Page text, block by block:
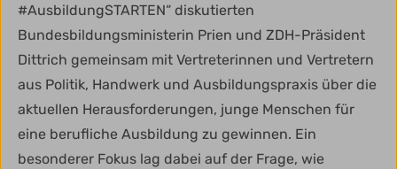
#AusbildungSTARTEN“ diskutierten
Bundesbildungsministerin Prien und ZDH-Präsident
Dittrich gemeinsam mit Vertreterinnen und Vertretern
aus Politik, Handwerk und Ausbildungspraxis über die
aktuellen Herausforderungen, junge Menschen für
eine berufliche Ausbildung zu gewinnen. Ein
besonderer Fokus lag dabei auf der Frage, wie